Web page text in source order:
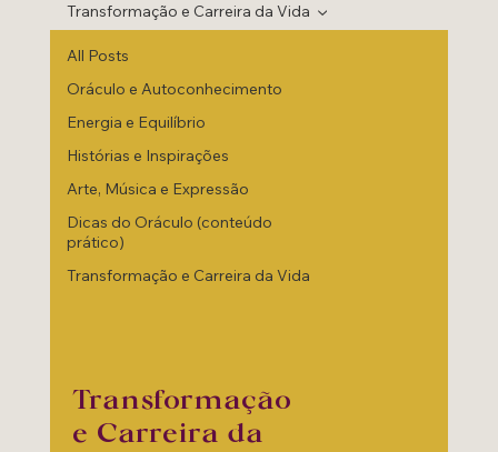
All Posts
Oráculo e Autoconhecimento
Energia e Equilíbrio
Histórias e Inspirações
Arte, Música e Expressão
Dicas do Oráculo (conteúdo
prático)
Transformação e Carreira da Vida
Transformação e Carreira da Vida
Transformação
e Carreira da